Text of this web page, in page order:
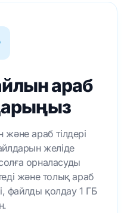
араб
араб тілдері
желіде
орналасуды
және толық араб
файлды қолдау 1 ГБ